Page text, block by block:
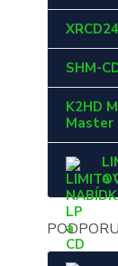
XRCD24
SHM-
K2HD
Master
a